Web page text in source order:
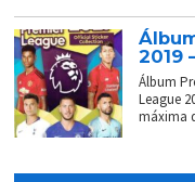
2019
Álbum
League
máxima